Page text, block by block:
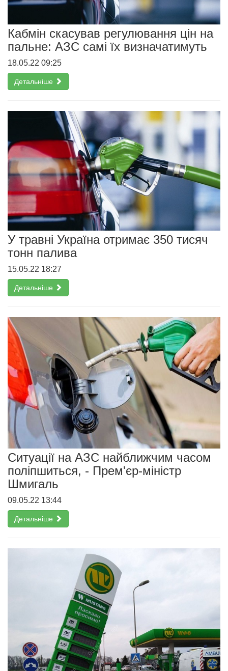
Кабмін скасував регулювання цін на
пальне: АЗС самі їх визначатимуть
18.05.22 09:25
Детальніше
У травні Україна отримає 350 тисяч
тонн палива
15.05.22 18:27
Детальніше
Ситуації на АЗС найближчим часом
поліпшиться, - Прем'єр-міністр
Шмигаль
09.05.22 13:44
Детальніше